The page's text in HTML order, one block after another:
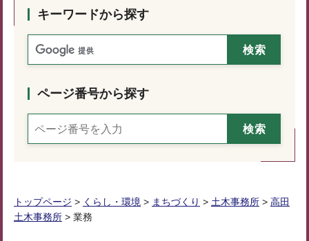
キーワードから探す
ページ番号から探す
トップページ > くらし・環境 > まちづくり > 土木事務所 > 高田
土木事務所 > 業務